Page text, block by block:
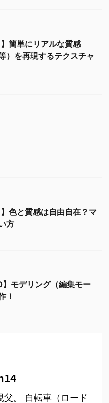
簡単にリアルな質感
）を再現するテクスチャ
色と質感は自由自在？マ
方
モデリング（編集モー
！
。 自転車（ロード